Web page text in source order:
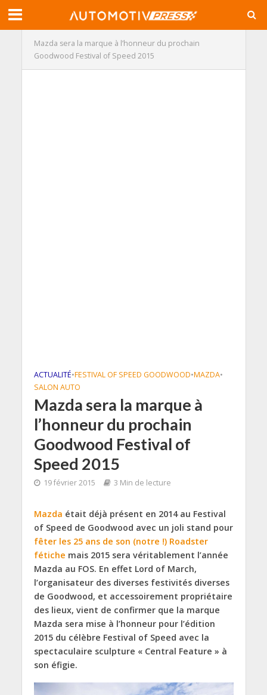
Mazda sera la marque à l’honneur du prochain
Goodwood Festival of Speed 2015
ACTUALITÉ•FESTIVAL OF SPEED GOODWOOD•MAZDA•
SALON AUTO
Mazda sera la marque à
l’honneur du prochain
Goodwood Festival of
Speed 2015
19 février 2015 3 Min de lecture
Mazda était déjà présent en 2014 au Festival
of Speed de Goodwood avec un joli stand pour
fêter les 25 ans de son (notre !) Roadster
fétiche mais 2015 sera véritablement l’année
Mazda au FOS. En effet Lord of March,
l’organisateur des diverses festivités diverses
de Goodwood, et accessoirement propriétaire
des lieux, vient de confirmer que la marque
Mazda sera mise à l’honneur pour l’édition
2015 du célèbre Festival of Speed avec la
spectaculaire sculpture « Central Feature » à
son éfigie.